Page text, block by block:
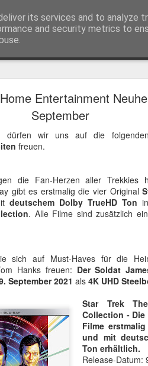
Entertainment
September
dürfen wir uns auf die
freuen.
die Fan-Herzen aller Trekkies
gibt es erstmalig die vier Original
deutschem Dolby TrueHD Ton
. Alle Filme sind zusätzlich
sich auf Must-Haves für die
Hanks freuen: Der Soldat
September 2021 als 4K UHD
Star Trek
Collection - Die
Filme
und mit
Ton erhältlich.
Release-Datum:
its services and to analyze
and security metrics to
zum 4K
Terminator